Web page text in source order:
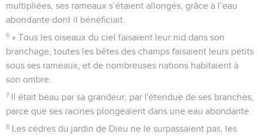
multipliées, ses rameaux s’étaient allongés, grâce à l’eau
abondante dont il bénéficiait.
6 » Tous les oiseaux du ciel faisaient leur nid dans son
branchage, toutes les bêtes des champs faisaient leurs petits
sous ses rameaux, et de nombreuses nations habitaient à
son ombre.
7 Il était beau par sa grandeur, par l'étendue de ses branches,
parce que ses racines plongeaient dans une eau abondante.
8 Les cèdres du jardin de Dieu ne le surpassaient pas, les